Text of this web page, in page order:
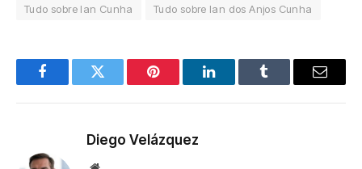
Tudo sobre Ian Cunha
Tudo sobre Ian dos Anjos Cunha
FacebookTwitter Pinterest LinkedInTumblr Email
Diego Velázquez
Website